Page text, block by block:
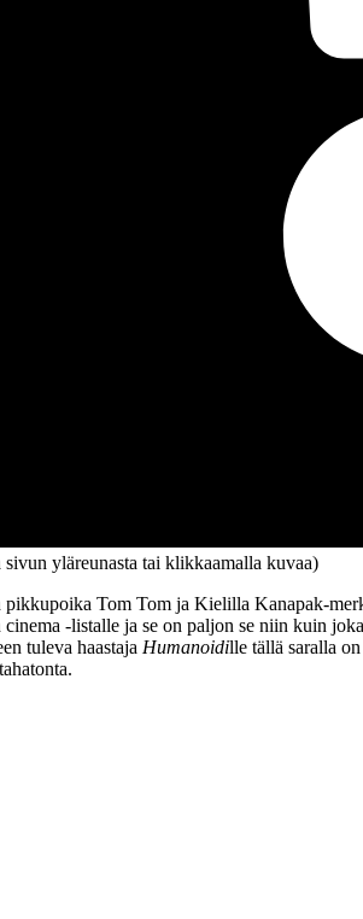
ylä­reunasta tai klikkaamalla kuvaa)
Tom Tom ja Kielilla Kanapak-
‑listalle ja se on paljon se niin kuin
tuleva haastaja Humanoidille tällä saralla on